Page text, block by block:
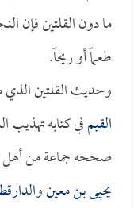
ما دون القلتين فإن
طعماً أو ريحاً.
وحديث القلتين
القيمفي كتابه تهذيب
صححه جماعة من أهل
يحيى بن معينو